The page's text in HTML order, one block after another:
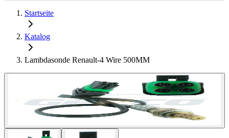
Startseite
Katalog
Lambdasonde Renault-4 Wire 500MM